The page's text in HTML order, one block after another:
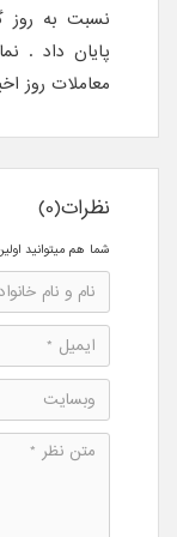
پایان داد .
معاملات روز
نظرات(0)
شما هم میتوانید